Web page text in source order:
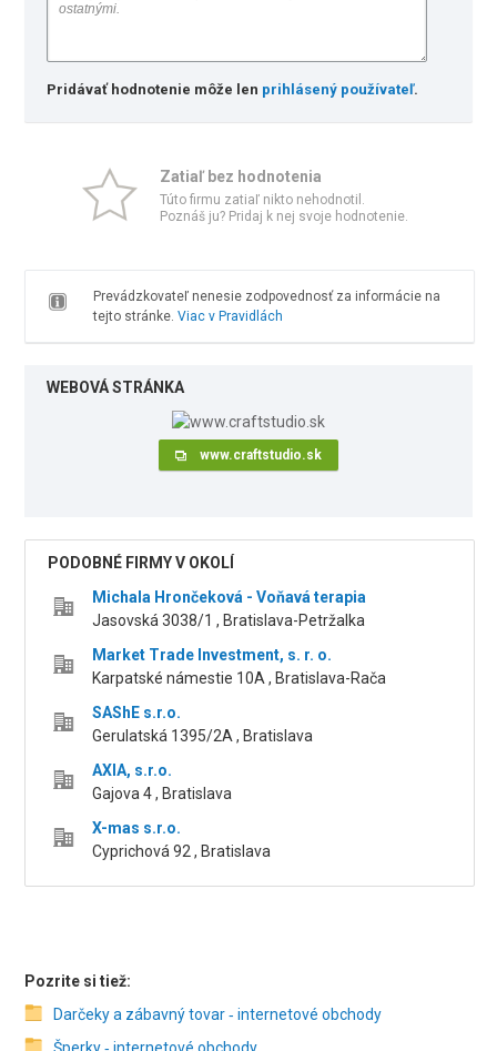
Pridávať hodnotenie môže len prihlásený používateľ.
Zatiaľ bez hodnotenia
Túto firmu zatiaľ nikto nehodnotil.
Poznáš ju? Pridaj k nej svoje hodnotenie.
Prevádzkovateľ nenesie zodpovednosť za informácie na
tejto stránke. Viac v Pravidlách
WEBOVÁ STRÁNKA
www.craftstudio.sk
PODOBNÉ FIRMY V OKOLÍ
Michala Hrončeková - Voňavá terapia
Jasovská 3038/1 , Bratislava-Petržalka
Market Trade Investment, s. r. o.
Karpatské námestie 10A , Bratislava-Rača
SAShE s.r.o.
Gerulatská 1395/2A , Bratislava
AXIA, s.r.o.
Gajova 4 , Bratislava
X-mas s.r.o.
Cyprichová 92 , Bratislava
Pozrite si tiež:
Darčeky a zábavný tovar ‑ internetové obchody